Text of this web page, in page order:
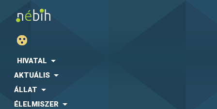
HIVATAL
AKTUÁLIS
ÁLLAT
ÉLELMISZER